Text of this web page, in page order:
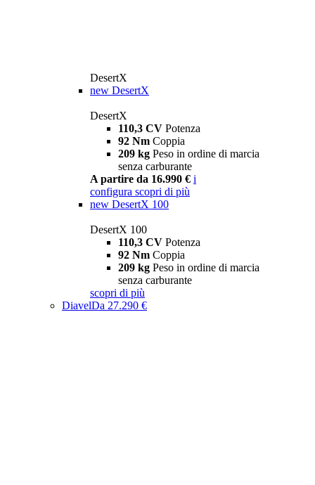
DesertX
new DesertX
DesertX
110,3 CV Potenza
92 Nm Coppia
209 kg Peso in ordine di marcia
senza carburante
A partire da 16.990 € i
configura scopri di più
new DesertX 100
DesertX 100
110,3 CV Potenza
92 Nm Coppia
209 kg Peso in ordine di marcia
senza carburante
scopri di più
DiavelDa 27.290 €